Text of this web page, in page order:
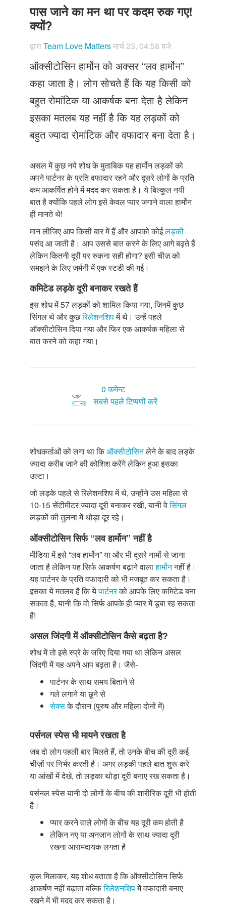
पास जाने का मन था पर कदम रुक गए!
क्यों?
द्वाराTeam Love Mattersमार्च 23, 04:58 बजे
ऑक्सीटोसिन हार्मोन को अक्सर “लव हार्मोन”
कहा जाता है। लोग सोचते हैं कि यह किसी को
बहुत रोमांटिक या आकर्षक बना देता है लेकिन
इसका मतलब यह नहीं है कि यह लड़कों को
बहुत ज्यादा रोमांटिक और वफादार बना देता है।
असल में कुछ नये शोध के मुताबिक यह हार्मोन लड़कों को
अपने पार्टनर के प्रति वफादार रहने और दूसरे लोगों के प्रति
कम आकर्षित होने में मदद कर सकता है। ये बिल्कुल नयी
बात है क्योंकि पहले लोग इसे केवल प्यार जगाने वाला हार्मोन
ही मानते थे!
मान लीजिए आप किसी बार में हैं और आपको कोईलड़की
पसंद आ जाती है। आप उससे बात करने के लिए आगे बढ़ते हैं
लेकिन कितनी दूरी पर रुकना सही होगा? इसी चीज़ को
समझने के लिए जर्मनी में एक स्टडी की गई।
कमिटेड लड़के दूरी बनाकर रखते हैं
इस शोध में 57 लड़कों को शामिल किया गया, जिनमें कुछ
सिंगल थे और कुछरिलेशनशिपमें थे। उन्हें पहले
ऑक्सीटोसिन दिया गया और फिर एक आकर्षक महिला से
बात करने को कहा गया।
0 कमेन्ट
सबसे पहले टिप्पणी करें
शोधकर्ताओं को लगा था किऑक्सीटोसिनलेने के बाद लड़के
ज्यादा करीब जाने की कोशिश करेंगे लेकिन हुआ इसका
उल्टा।
जो लड़के पहले से रिलेशनशिप में थे, उन्होंने उस महिला से
10-15 सेंटीमीटर ज्यादा दूरी बनाकर रखी, यानी वेसिंगल
लड़कों की तुलना में थोड़ा दूर रहे।
ऑक्सीटोसिन सिर्फ “लव हार्मोन” नहीं है
मीडिया में इसे “लव हार्मोन” या और भी दूसरे नामों से जाना
जाता है लेकिन यह सिर्फ आकर्षण बढ़ाने वालाहार्मोननहीं है।
यह पार्टनर के प्रति वफादारी को भी मजबूत कर सकता है।
इसका ये मतलब है कि येपार्टनरको आपके लिए कमिटेड बना
सकता है, यानी कि वो सिर्फ आपके ही प्यार में डूबा रह सकता
है!
असल जिंदगी में ऑक्सीटोसिन कैसे बढ़ता है?
शोध में तो इसे स्प्रे के जरिए दिया गया था लेकिन असल
जिंदगी में यह अपने आप बढ़ता है। जैसे-
पार्टनर के साथ समय बिताने से
गले लगाने या छूने से
सेक्सके दौरान (पुरुष और महिला दोनों में)
पर्सनल स्पेस भी मायने रखता है
जब दो लोग पहली बार मिलते हैं, तो उनके बीच की दूरी कई
चीज़ों पर निर्भर करती है। अगर लड़की पहले बात शुरू करे
या आंखों में देखे, तो लड़का थोड़ा दूरी बनाए रख सकता है।
पर्सनल स्पेस यानी दो लोगों के बीच की शारीरिक दूरी भी होती
है।
प्यार करने वाले लोगों के बीच यह दूरी कम होती है
लेकिन नए या अनजान लोगों के साथ ज्यादा दूरी
रखना आरामदायक लगता है
कुल मिलाकर, यह शोध बताता है कि ऑक्सीटोसिन सिर्फ
आकर्षण नहीं बढ़ाता बल्किरिलेशनशिपमें वफादारी बनाए
रखने में भी मदद कर सकता है।